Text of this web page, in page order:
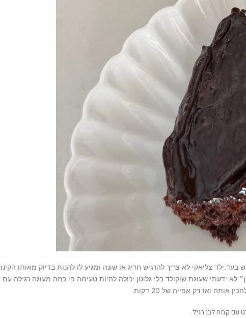
צליאקי לא צריך להרגיש חריג או שונה ומגיע לו להנות בדיוק מאותו
לא ידעתי שעוגת שוקולד בלי גלוטן יכולה להיות טעימה פי כמה מעוגה
.
עם קמח לבן רגיל.